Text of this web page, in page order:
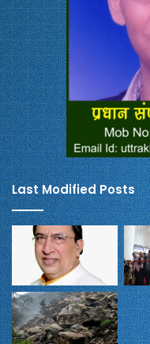
Last Modified Posts